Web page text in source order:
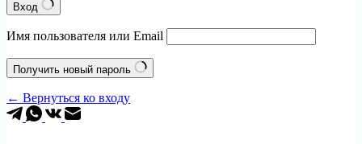
Вход
Имя пользователя или Email
Получить новый пароль
← Вернуться ко входу